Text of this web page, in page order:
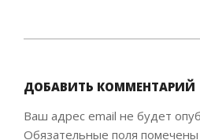
28
ДОБАВИТЬ КОММЕНТАРИЙ
Ваш адрес email не будет
Обязательные поля помечены